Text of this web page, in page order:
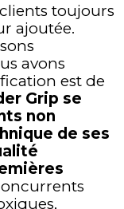
clients toujours
ajoutée.
avons
est de
Grip se
non
de ses